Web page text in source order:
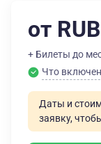
от
+ Билеты до
Что
Даты и
заявку,